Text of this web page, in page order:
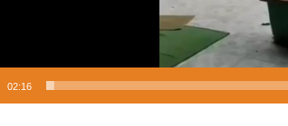
02:16